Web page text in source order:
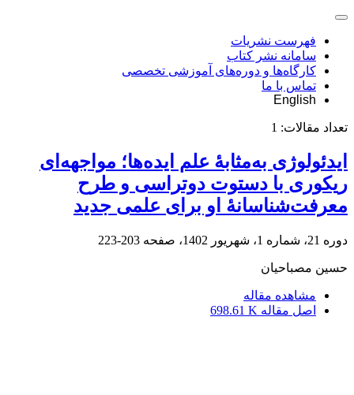
فهرست نشریات
سامانه نشر کتاب
کارگاه‌ها و دوره‌های آموزشی تخصصی
تماس با ما
English
تعداد مقالات: 1
ایدئولوژی به‌مثابۀ علم ایده‌ها؛ مواجهه‌ای
ریکوری با دستوت دوتراسی و طرح
معرفت‌شناسانۀ او برای علمی جدید
دوره 21، شماره 1، شهریور 1402، صفحه 203-223
حسین مصباحیان
مشاهده مقاله
اصل مقاله 698.61 K